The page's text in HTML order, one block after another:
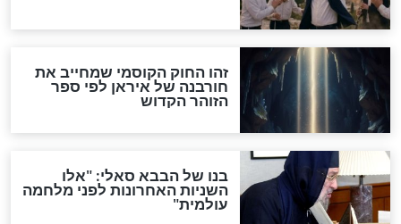
האם לאחר בוא המשיח יהיה
אפשר לחזור בתשובה?
לכל המאמרים